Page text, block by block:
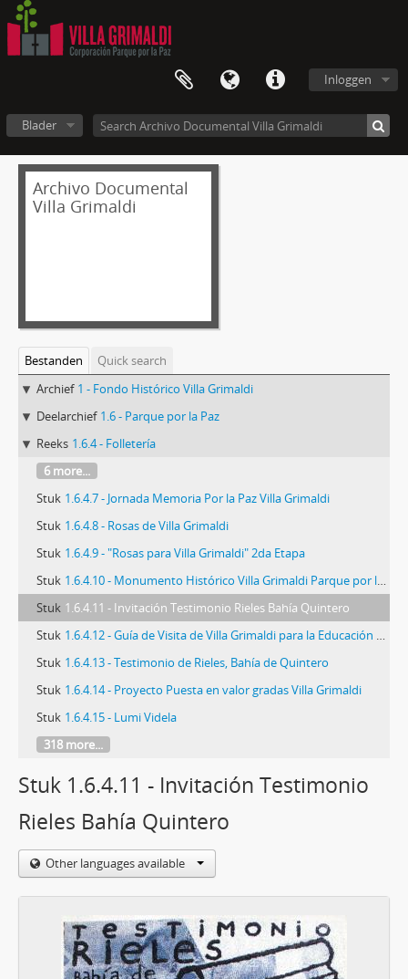
Inloggen
Blader
Archivo Documental
Villa Grimaldi
Bestanden
Quick search
Archief 1 - Fondo Histórico Villa Grimaldi
Deelarchief 1.6 - Parque por la Paz
Reeks 1.6.4 - Folletería
6 more...
Stuk 1.6.4.7 - Jornada Memoria Por la Paz Villa Grimaldi
Stuk 1.6.4.8 - Rosas de Villa Grimaldi
Stuk 1.6.4.9 - "Rosas para Villa Grimaldi" 2da Etapa
Stuk 1.6.4.10 - Monumento Histórico Villa Grimaldi Parque por la Paz
Stuk 1.6.4.11 - Invitación Testimonio Rieles Bahía Quintero
Stuk 1.6.4.12 - Guía de Visita de Villa Grimaldi para la Educación de Derechos Humanos
Stuk 1.6.4.13 - Testimonio de Rieles, Bahía de Quintero
Stuk 1.6.4.14 - Proyecto Puesta en valor gradas Villa Grimaldi
Stuk 1.6.4.15 - Lumi Videla
318 more...
Stuk 1.6.4.11 - Invitación Testimonio
Rieles Bahía Quintero
Other languages available